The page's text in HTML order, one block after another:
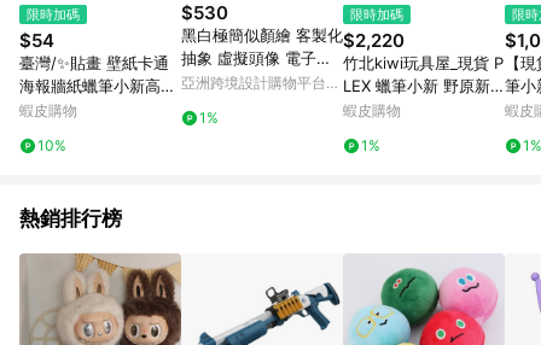
限時加碼
$54
臺灣/✨貼畫 壁紙卡通
海報牆紙蠟筆小新高清
寫真大張壁紙房間宿舍
蝦皮購物
10%
$530
黑白極簡似顏繪 客製化
抽象 虛擬頭像 電子檔
紀念禮 畢業禮
亞洲跨境設計購物平台
1%
限時加碼
$2,220
竹北kiwi玩具屋_現貨 P
LEX 蠟筆小新 野原新
之助 特殊色ver. 約23c
蝦皮購物
1%
限
【
筆小
呆收
茶几
蝦皮
1%
熱銷排行榜